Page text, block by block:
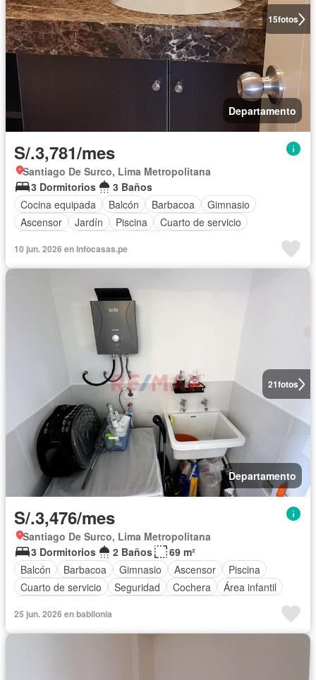
15fotos
Departamento
S/.3,781/mes
Santiago De Surco, Lima Metropolitana
3 Dormitorios
3 Baños
Cocina equipada
Balcón Barbacoa
Gimnasio
Ascensor
Jardín Piscina
Cuarto de servicio
Completamente amoblado
10 jun. 2026 en Infocasas.pe
21fotos
Departamento
S/.3,476/mes
Santiago De Surco, Lima Metropolitana
3 Dormitorios
2 Baños
69 m²
Balcón
Barbacoa Gimnasio Ascensor
Piscina
Cuarto de servicio
Seguridad Cochera
Área infantil
25 jun. 2026 en babilonia